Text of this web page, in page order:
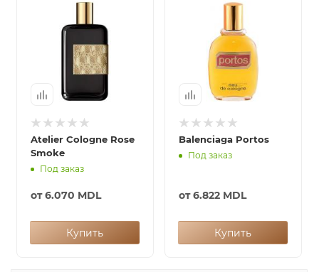
Atelier Cologne Rose
Smoke
Под заказ
от6.070 MDL
Купить
Balenciaga Portos
Под заказ
от6.822 MDL
Купить